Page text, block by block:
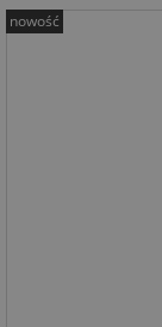
nowość